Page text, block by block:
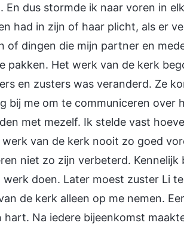
En dus stormde ik naar voren in
had in zijn of haar plicht, als er
of dingen die mijn partner en
pakken. Het werk van de kerk
en zusters was veranderd. Ze
bij me om te communiceren over
met mezelf. Ik stelde vast
van de kerk nooit zo goed
niet zo zijn verbeterd.
doen. Later moest zuster Li
de kerk alleen op me nemen.
Na iedere bijeenkomst